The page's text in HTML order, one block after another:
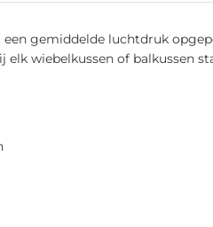
gemiddelde luchtdruk
wiebelkussen of balkussen